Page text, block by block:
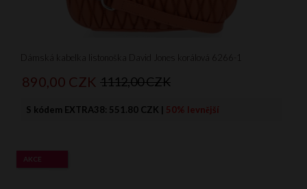
Dámská kabelka listonoška David Jones korálová 6266-1
890, 00 CZK 1112,00 CZK
S kódem EXTRA38: 551.80 CZK | 50% levnější
AKCE